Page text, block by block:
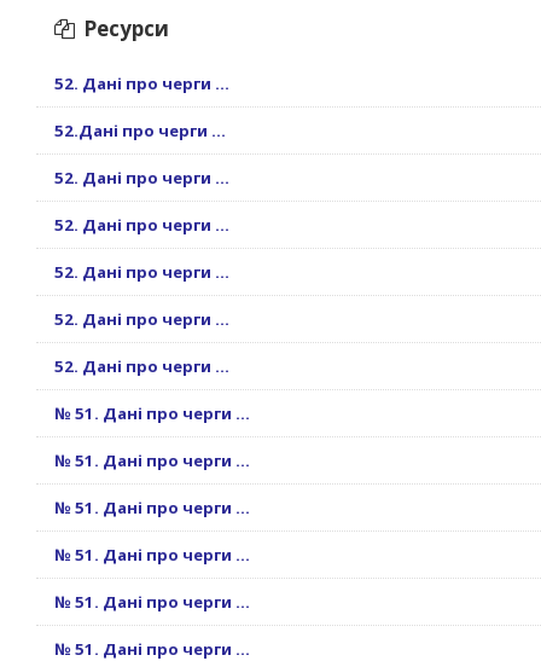
Ресурси
52. Дані про черги ...
52.Дані про черги ...
52. Дані про черги ...
52. Дані про черги ...
52. Дані про черги ...
52. Дані про черги ...
52. Дані про черги ...
№ 51. Дані про черги ...
№ 51. Дані про черги ...
№ 51. Дані про черги ...
№ 51. Дані про черги ...
№ 51. Дані про черги ...
№ 51. Дані про черги ...